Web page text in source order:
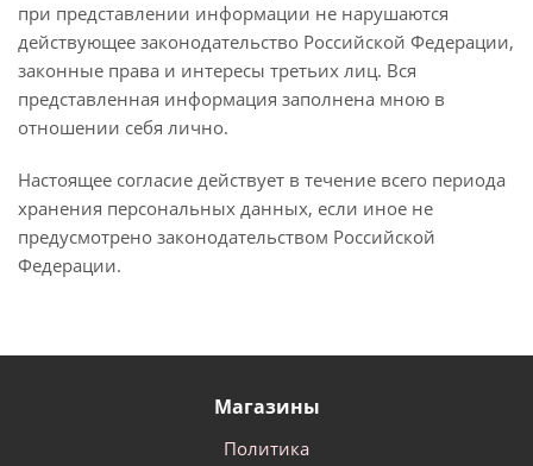
при представлении информации не нарушаются
действующее законодательство Российской Федерации,
законные права и интересы третьих лиц. Вся
представленная информация заполнена мною в
отношении себя лично.
Настоящее согласие действует в течение всего периода
хранения персональных данных, если иное не
предусмотрено законодательством Российской
Федерации.
Магазины
Политика